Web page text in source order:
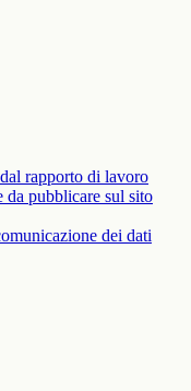
rapporto di lavoro
da pubblicare sul sito
dei dati